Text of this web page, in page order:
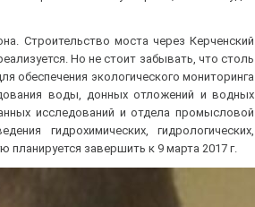
Строительство моста через Керченский
Но не стоит забывать, что столь
обеспечения экологического мониторинга
воды, донных отложений и водных
исследований и отдела промысловой
гидрохимических, гидрологических,
планируется завершить к 9 марта 2017 г.